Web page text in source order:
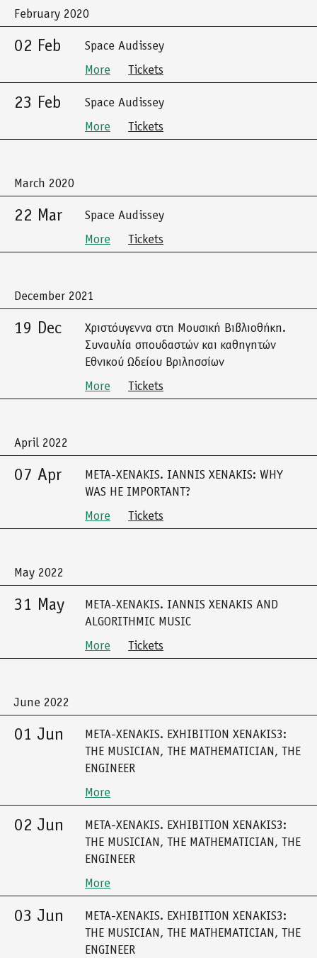
February 2020
02 Feb
Space Audissey
More
Tickets
23 Feb
Space Audissey
More
Tickets
March 2020
22 Mar
Space Audissey
More
Tickets
December 2021
19 Dec
Χριστόυγεννα στη Μουσική Βιβλιοθήκη.
Συναυλία σπουδαστών και καθηγητών
Εθνικού Ωδείου Βριλησσίων
More
Tickets
April 2022
07 Apr
META-XENAKIS. IANNIS XENAKIS: WHY
WAS HE IMPORTANT?
More
Tickets
May 2022
31 May
META-XENAKIS. IANNIS XENAKIS AND
ALGORITHMIC MUSIC
More
Tickets
June 2022
01 Jun
META-XENAKIS. EXHIBITION XENAKIS3:
THE MUSICIAN, THE MATHEMATICIAN, THE
ENGINEER
More
02 Jun
META-XENAKIS. EXHIBITION XENAKIS3:
THE MUSICIAN, THE MATHEMATICIAN, THE
ENGINEER
More
03 Jun
META-XENAKIS. EXHIBITION XENAKIS3:
THE MUSICIAN, THE MATHEMATICIAN, THE
ENGINEER